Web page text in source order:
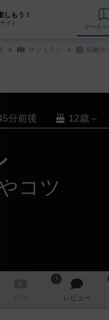
しもう！
イト
マジェラン 戦略や
分前後 12歳～
コツ
1
レビュー